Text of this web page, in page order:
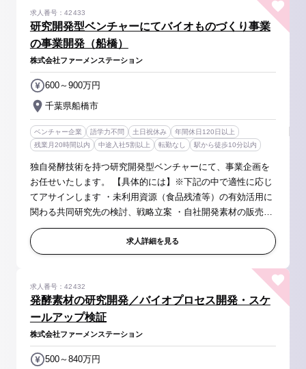
研究開発型ベンチャーにてバイオものづくり事業
の事業開発（船橋）
求人番号：42433
株式会社ファーメンステーション
千葉県船橋市
600～900万円
ベンチャー企業 語学力不問 土日祝休み
年間休日120日以上
残業月20時間以内
中途入社5割以上 転勤なし 駅から徒歩10分以内
独自発酵技術を持つ研究開発型ベンチャーにて、事業企画を
お任せいたします。 【具体的には】※下記の中で適性に応じ
てアサインします ・未利用資源（食品残渣等）の有効活用に
関わる共同研究先の検討、戦略立案 ・自社開発素材の販売先
やターゲット企業の検討、戦略立案 ・共同研究や事業共創
先、素材販売に関わる...求人詳細を見る
発酵素材の研究開発／バイオプロセス開発・スケ
ールアップ検証
求人番号：42432
株式会社ファーメンステーション
500～840万円